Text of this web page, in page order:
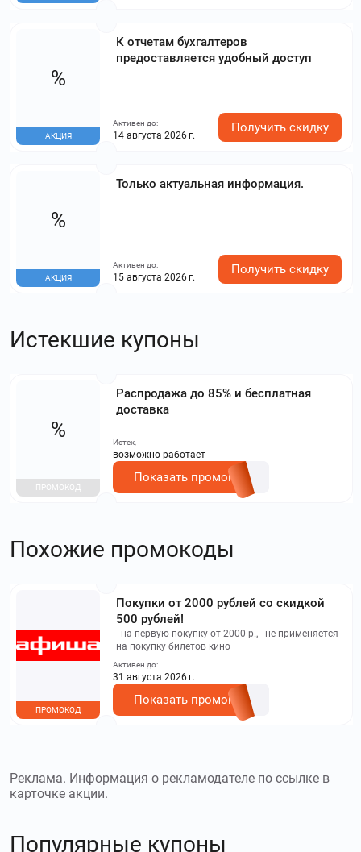
К отчетам бухгалтеров
предоставляется удобный доступ
%
АКЦИЯ
Активен до:
14 августа 2026 г.
Получить скидку
Только актуальная информация.
%
АКЦИЯ
Активен до:
15 августа 2026 г.
Получить скидку
Истекшие купоны
Распродажа до 85% и бесплатная
доставка
%
ПРОМОКОД
Истек,
возможно работает
Показать промокод
Похожие промокоды
Покупки от 2000 рублей со скидкой
500 рублей!
- на первую покупку от 2000 р., - не применяется
на покупку билетов кино
ПРОМОКОД
Активен до:
31 августа 2026 г.
Показать промокод
Реклама. Информация о рекламодателе по ссылке в
карточке акции.
Популярные купоны